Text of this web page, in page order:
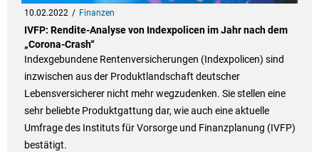
10.02.2022 Finanzen
IVFP: Rendite-Analyse von Indexpolicen im Jahr nach dem
„Corona-Crash“
Indexgebundene Rentenversicherungen (Indexpolicen) sind
inzwischen aus der Produktlandschaft deutscher
Lebensversicherer nicht mehr wegzudenken. Sie stellen eine
sehr beliebte Produktgattung dar, wie auch eine aktuelle
Umfrage des Instituts für Vorsorge und Finanzplanung (IVFP)
bestätigt.